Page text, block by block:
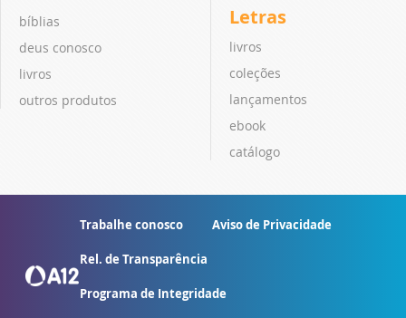
bíblias
deus conosco
livros
outros produtos
Letras
livros
coleções
lançamentos
ebook
catálogo
Trabalhe conosco Aviso de Privacidade
Rel. de Transparência
Programa de Integridade